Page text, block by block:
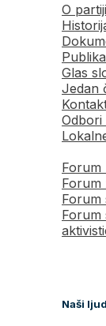
O partiji
Glas
Jedan
Odbori
Forum
Forum
Forum
Forum
Naši